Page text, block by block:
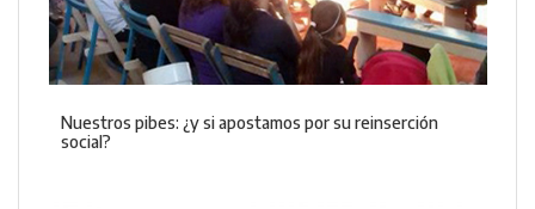
Nuestros pibes: ¿y si apostamos por su reinserción
social?